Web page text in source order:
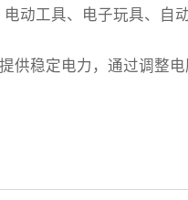
电动工具、电子玩具、自
供稳定电力，通过调整